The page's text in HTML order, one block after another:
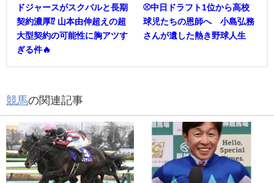
ドジャースがスクバルと長期
契約濃厚⁉︎ 山本由伸超えの超
大型契約の可能性に胸アツす
ぎる件🔥
⚾中日ドラフト1位から高校
球児たちの恩師へ 小島弘務
さんが遺した熱き野球人生
競馬の関連記事